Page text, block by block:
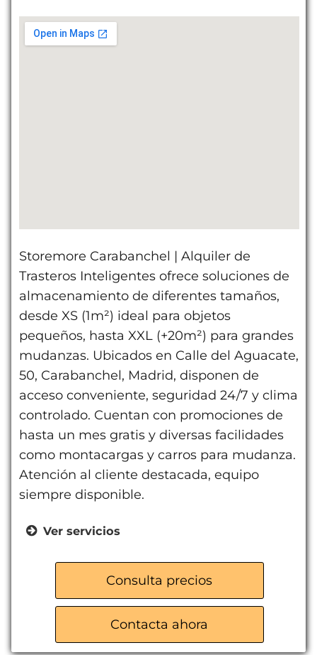
Storemore Carabanchel | Alquiler de
Trasteros Inteligentes ofrece soluciones de
almacenamiento de diferentes tamaños,
desde XS (1m²) ideal para objetos
pequeños, hasta XXL (+20m²) para grandes
mudanzas. Ubicados en Calle del Aguacate,
50, Carabanchel, Madrid, disponen de
acceso conveniente, seguridad 24/7 y clima
controlado. Cuentan con promociones de
hasta un mes gratis y diversas facilidades
como montacargas y carros para mudanza.
Atención al cliente destacada, equipo
siempre disponible.
Ver servicios
Videovigilancia 24/7
Acceso desde app
Punto de recarga eléctrico
Carros y montacargas
Consulta precios
Contacta ahora